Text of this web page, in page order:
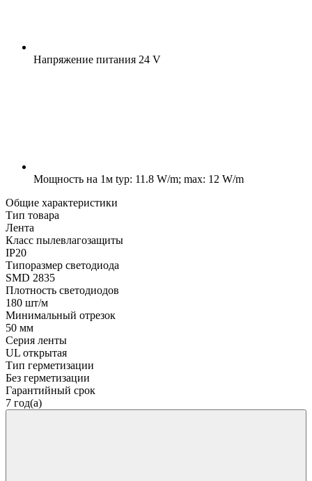
Напряжение питания 24 V
Мощность на 1м typ: 11.8 W/m; max: 12 W/m
Общие характеристики
Тип товара
Лента
Класс пылевлагозащиты
IP20
Типоразмер светодиода
SMD 2835
Плотность светодиодов
180 шт/м
Минимальный отрезок
50 мм
Серия ленты
UL открытая
Тип герметизации
Без герметизации
Гарантийный срок
7 год(а)